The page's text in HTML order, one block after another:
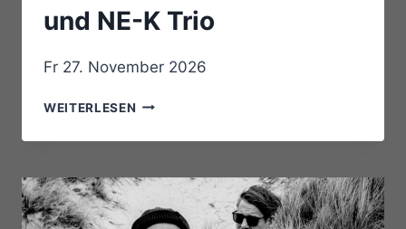
und NE-K Trio
Fr 27. November 2026
WEITERLESEN JUBILÄUMSKONZERT
OMER
&
POETICS